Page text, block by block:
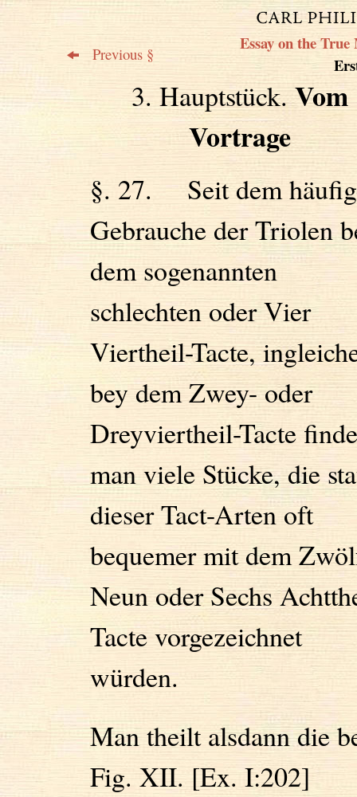
Previous §
Essay on the
3. Hauptstück.Vom
Vortrage
§. 27. Seit dem
Gebrauche der Triolen
dem sogenannten
schlechten oder Vier
Viertheil-Tacte,
bey dem Zwey- oder
Dreyviertheil-Tacte
man viele Stücke, die
dieser Tact-Arten oft
bequemer mit dem
Neun oder Sechs
Tacte vorgezeichnet
würden.
Man theilt alsdann die
Fig. XII. [Ex. I:202]